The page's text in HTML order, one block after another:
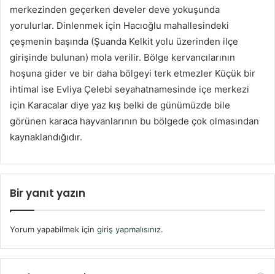
merkezinden geçerken develer deve yokuşunda
yorulurlar. Dinlenmek için Hacıoğlu mahallesindeki
çeşmenin başında (Şuanda Kelkit yolu üzerinden ilçe
girişinde bulunan) mola verilir. Bölge kervancılarının
hoşuna gider ve bir daha bölgeyi terk etmezler Küçük bir
ihtimal ise Evliya Çelebi seyahatnamesinde içe merkezi
için Karacalar diye yaz kış belki de günümüzde bile
görünen karaca hayvanlarının bu bölgede çok olmasından
kaynaklandığıdır.
Bir yanıt yazın
Yorum yapabilmek için giriş yapmalısınız.